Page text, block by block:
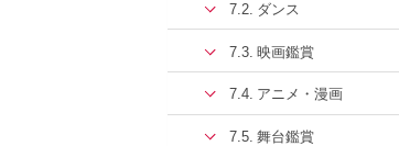
ダンス
映画鑑賞
アニメ・漫画
舞台鑑賞